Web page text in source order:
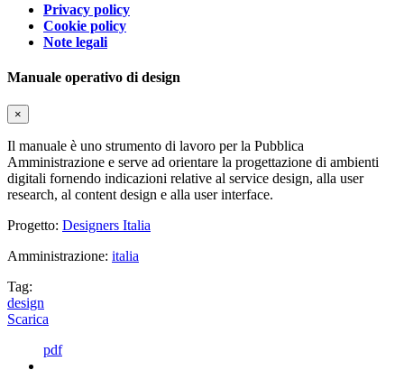
Privacy policy
Cookie policy
Note legali
Manuale operativo di design
×
Il manuale è uno strumento di lavoro per la Pubblica
Amministrazione e serve ad orientare la progettazione di ambienti
digitali fornendo indicazioni relative al service design, alla user
research, al content design e alla user interface.
Progetto: Designers Italia
Amministrazione: italia
Tag:
design
Scarica
pdf